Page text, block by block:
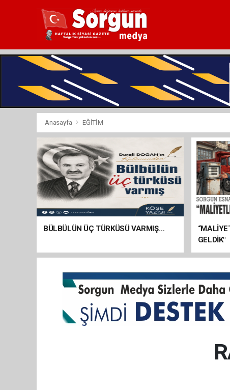
Anasayfa EĞİTİM
BÜLBÜLÜN ÜÇ TÜRKÜSÜ VARMIŞ…
GELDİK"